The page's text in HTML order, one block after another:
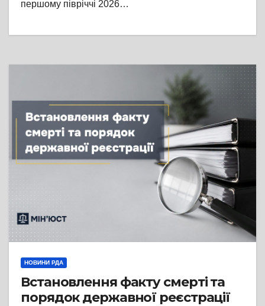
першому півріччі 2026…
НОВИНИ РДА
Встановлення факту смерті та
порядок державної реєстрації